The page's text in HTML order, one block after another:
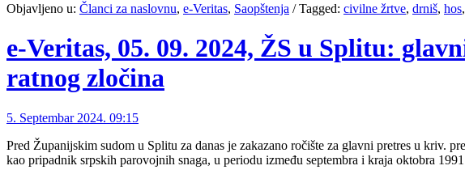
Objavljeno u: Članci za naslovnu, e-Veritas, Saopštenja /Tagged: civilne žrtve, drniš, hos,
e-Veritas, 05. 09. 2024, ŽS u Splitu:
ratnog zločina
5. Septembar 2024. 09:15
Pred Županijskim sudom u Splitu za danas je zakazano ročište za glavni pretres u kriv.
kao pripadnik srpskih parovojnih snaga, u periodu između septembra i kraja oktobra